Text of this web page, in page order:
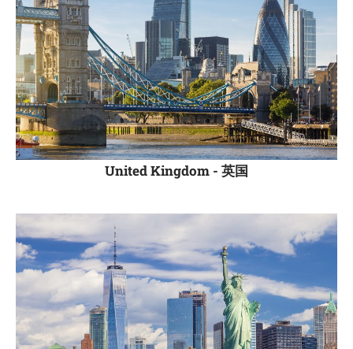
United Kingdom - 英国